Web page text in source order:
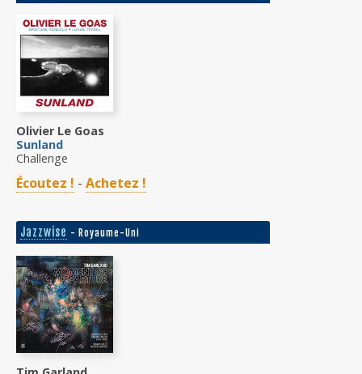
Olivier Le Goas
Sunland
Challenge
Écoutez ! - Achetez !
Jazzwise - Royaume-Uni